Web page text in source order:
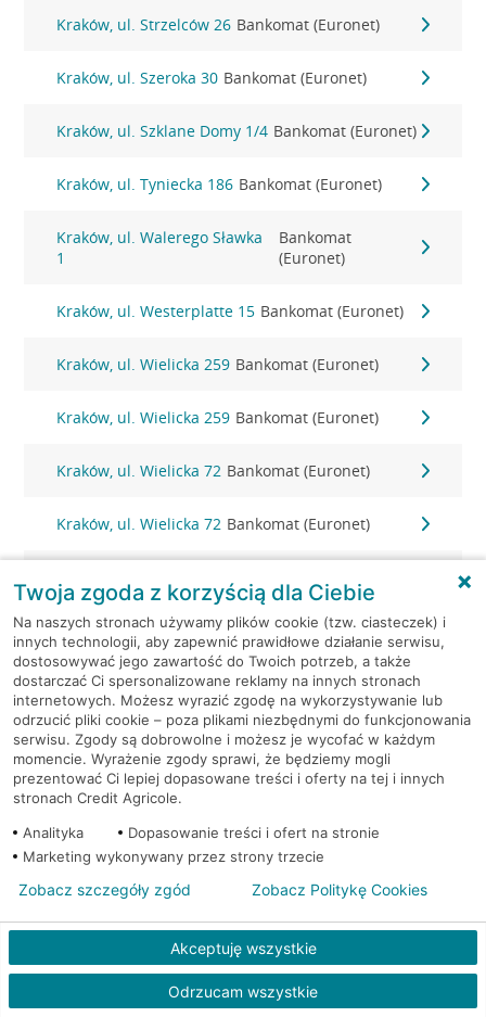
Kraków, ul. Strzelców 26 Bankomat (Euronet)
Kraków, ul. Szeroka 30 Bankomat (Euronet)
Kraków, ul. Szklane Domy 1/4 Bankomat (Euronet)
Kraków, ul. Tyniecka 186 Bankomat (Euronet)
Kraków, ul. Walerego Sławka
1
Bankomat
(Euronet)
Kraków, ul. Westerplatte 15 Bankomat (Euronet)
Kraków, ul. Wielicka 259 Bankomat (Euronet)
Kraków, ul. Wielicka 259 Bankomat (Euronet)
Kraków, ul. Wielicka 72 Bankomat (Euronet)
Kraków, ul. Wielicka 72 Bankomat (Euronet)
Kraków, ul. Wielicka 79 Bankomat (Euronet)
Kraków, ul. Wiślna 6 Bankomat (Euronet)
Kraków, ul. Włoska 2 Bankomat (Euronet)
Kraków, ul. Wrocławska 43A Bankomat (Euronet)
Kraków, ul. Wysłouchów 1 Bankomat (Euronet)
Kraków, ul. Zakopiańska 105 Bankomat (Euronet)
Kraków, ul. Zakopiańska 62 Bankomat (Euronet)
Kraków, ul. Zakopiańska 62 Bankomat (Euronet)
Twoja zgoda z korzyścią dla Ciebie
Na naszych stronach używamy plików cookie (tzw. ciasteczek) i
innych technologii, aby zapewnić prawidłowe działanie serwisu,
dostosowywać jego zawartość do Twoich potrzeb, a także
dostarczać Ci spersonalizowane reklamy na innych stronach
internetowych. Możesz wyrazić zgodę na wykorzystywanie lub
odrzucić pliki cookie – poza plikami niezbędnymi do funkcjonowania
serwisu. Zgody są dobrowolne i możesz je wycofać w każdym
momencie. Wyrażenie zgody sprawi, że będziemy mogli
prezentować Ci lepiej dopasowane treści i oferty na tej i innych
stronach Credit Agricole.
Analityka
Dopasowanie treści i ofert na stronie
Marketing wykonywany przez strony trzecie
Akceptuję wszystkie
Odrzucam wszystkie
Zobacz szczegóły zgód Zobacz Politykę Cookies